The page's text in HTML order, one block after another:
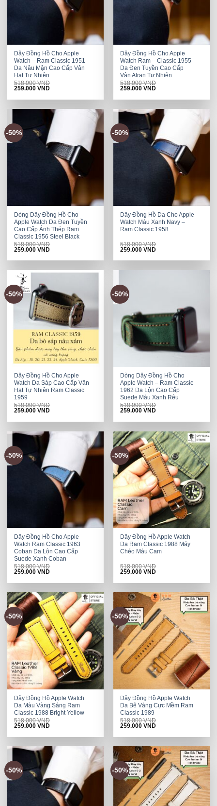
Dây Đồng Hồ Cho Apple
Watch – Ram Classic 1951
Da Nâu Mận Cao Cấp Vân
Hạt Tự Nhiên
518.000VND
Original
was:
259.000VNDCurrent
is:
Dây Đồng Hồ Cho Apple
Watch Ram – Classic 1955
Da Đen Tuyền Cao Cấp
Vân Alran Tự Nhiên
518.000VND
Original
was:
259.000VNDCurrent
is:
-50%
Dòng Dây Đồng Hồ Cho
Apple Watch Da Đen Tuyền
Cao Cấp Ánh Thép Ram
Classic 1956 Steel Black
518.000VND
Original
was:
259.000VNDCurrent
is:
-50%
Dây Đồng Hồ Da Cho Apple
Watch Màu Xanh Navy –
Ram Classic 1958
518.000VND
Original
was:
259.000VNDCurrent
is:
-50%
Dây Đồng Hồ Cho Apple
Watch Da Sáp Cao Cấp Vân
Hạt Tự Nhiên Ram Classic
1959
518.000VND
Original
was:
259.000VNDCurrent
is:
-50%
Dòng Dây Đồng Hồ Cho
Apple Watch – Ram Classic
1962 Da Lộn Cao Cấp
Suede Màu Xanh Rêu
518.000VND
Original
was:
259.000VNDCurrent
is:
-50%
Dây Đồng Hồ Cho Apple
Watch Ram Classic 1963
Coban Da Lộn Cao Cấp
Suede Xanh Coban
518.000VND
Original
was:
259.000VNDCurrent
is:
-50%
Dây Đồng Hồ Apple Watch
Da Ram Classic 1988 Máy
Chéo Màu Cam
518.000VND
Original
was:
259.000VNDCurrent
is:
-50%
Dây Đồng Hồ Apple Watch
Da Màu Vàng Sáng Ram
Classic 1988 Bright Yellow
518.000VND
Original
was:
259.000VNDCurrent
is:
-50%
Dây Đồng Hồ Apple Watch
Da Bê Vàng Cực Mềm Ram
Classic 1989
518.000VND
Original
was:
259.000VNDCurrent
is:
-50% -50%